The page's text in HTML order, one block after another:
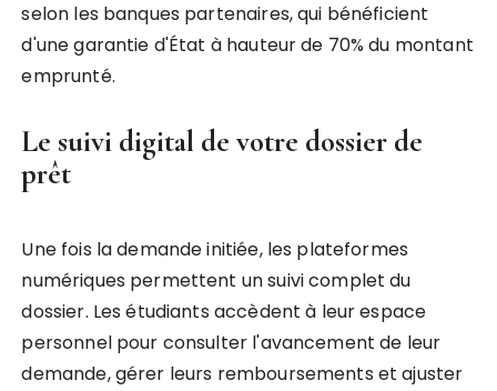
selon les banques partenaires, qui bénéficient
d'une garantie d'État à hauteur de 70% du montant
emprunté.
Le suivi digital de votre dossier de
prêt
Une fois la demande initiée, les plateformes
numériques permettent un suivi complet du
dossier. Les étudiants accèdent à leur espace
personnel pour consulter l'avancement de leur
demande, gérer leurs remboursements et ajuster